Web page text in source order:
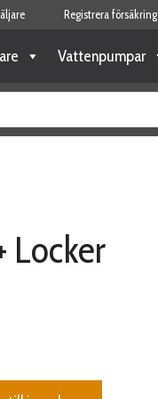
Registrera försäkring
Vattenpumpar
Locker